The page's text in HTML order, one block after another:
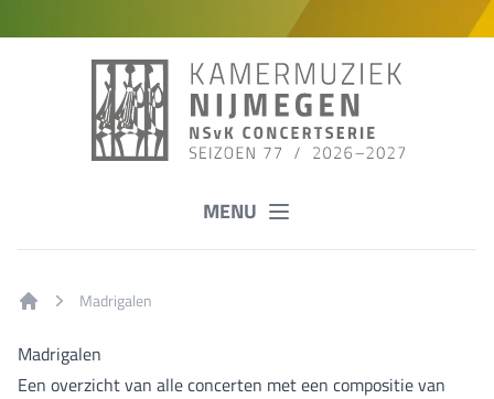
MENU
Madrigalen
Madrigalen
Een overzicht van alle concerten met een compositie van